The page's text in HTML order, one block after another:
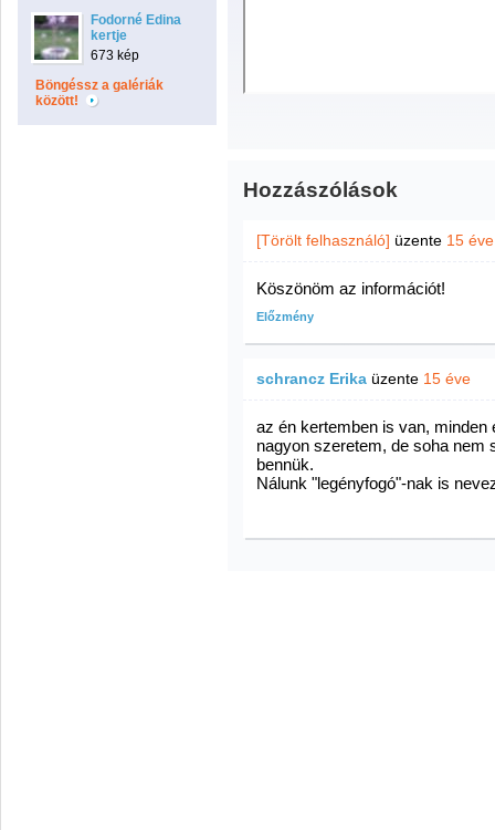
Fodorné Edina
kertje
673 kép
Böngéssz a galériák
között!
Hozzászólások
[Törölt felhasználó] üzente 15 éve
Köszönöm az információt!
Előzmény
schrancz Erika üzente 15 éve
az én kertemben is van, minden
nagyon szeretem, de soha nem
bennük.
Nálunk "legényfogó"-nak is